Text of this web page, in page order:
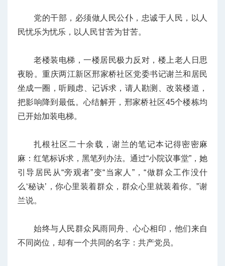
党的干部，必须做人民公仆，忠诚于人民，以人
民忧乐为忧乐，以人民甘苦为甘苦。
老楼装电梯，一楼居民极力反对，楼上老人日思
夜盼。重庆两江新区邢家桥社区党委书记谢兰和居民
坐成一圈，听顾虑、记诉求，请人勘测、改装楼道，
把影响降到最低。心结解开，邢家桥社区45个楼栋均
已开始加装电梯。
扎根社区二十余载，谢兰的笔记本记得密密麻
麻：红笔标诉求，黑笔列办法。通过“小院议事堂”，她
引导居民从“旁观者”变“当家人”，“做群众工作没什
么‘秘诀’，你心里装着群众，群众心里就装着你。”谢
兰说。
始终与人民群众风雨同舟、心心相印，他们来自
不同岗位，却有一个共同的名字：共产党员。